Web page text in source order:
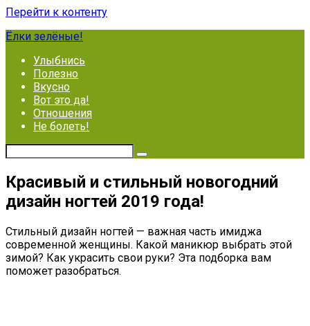
Перейти к контенту
Ёлки зелёные!
Улыбнись
Полезно
Вкусно
Вот это да!
Отношения
Не болеть!
Красивый и стильный новогодний
дизайн ногтей 2019 года!
Стильный дизайн ногтей — важная часть имиджа
современной женщины. Какой маникюр выбрать этой
зимой? Как украсить свои руки? Эта подборка вам
поможет разобраться.